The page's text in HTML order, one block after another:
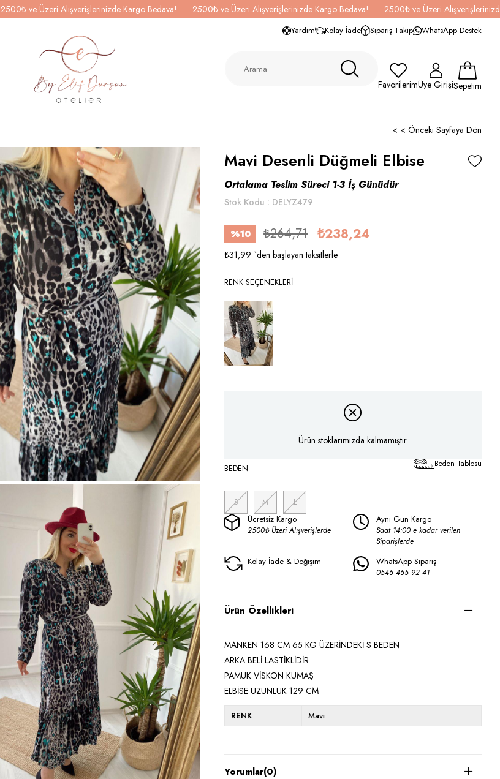
2500₺ ve Üzeri Alışverişlerinizde Kargo Bedava! 2500₺ ve Üzeri Alışverişlerinizde Kargo Bedava! 2500₺ ve Üzeri
Yardım Kolay İade Sipariş Takip WhatsApp Destek
FavorilerimÜye GirişiSepetim
< < Önceki Sayfaya Dön
Mavi Desenli Düğmeli Elbise
Ortalama Teslim Süreci 1-3 İş Günüdür
Stok Kodu DELYZ479
%10
İndirim
₺264,71 ₺238,24
₺31,99 `den başlayan taksitlerle
RENK SEÇENEKLERI
Tükendi
Ürün stoklarımızda kalmamıştır.
BEDEN
S M L
Beden Tablosu
Ücretsiz Kargo
2500₺ Üzeri Alışverişlerde
Aynı Gün Kargo
Saat 14:00 e kadar verilen
Siparişlerde
Kolay İade & Değişim WhatsApp Sipariş
0545 455 92 41
Ürün Özellikleri
MANKEN 168 CM 65 KG ÜZERİNDEKİ S BEDEN
ARKA BELİ LASTİKLİDİR
PAMUK VİSKON KUMAŞ
ELBİSE UZUNLUK 129 CM
RENK Mavi
Yorumlar(0)